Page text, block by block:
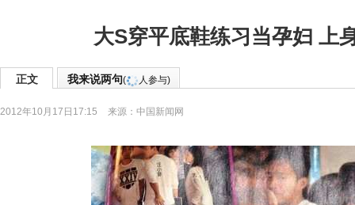
大S穿平底鞋练习当孕妇 上
正文 我来说两句( 人参与)
2012年10月17日17:15 来源： 中国新闻网